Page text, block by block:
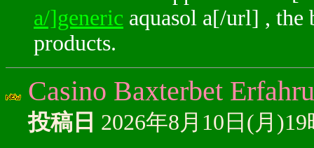
a/]generic aquasol a[/url] , the
products.
Casino Baxterbet
投稿日 2026年8月10日(月